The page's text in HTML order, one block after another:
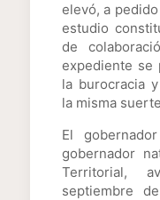
elevó, a
estudio
de
expediente se
la burocracia
la misma
El
gobernador
Territorial,
septiembre